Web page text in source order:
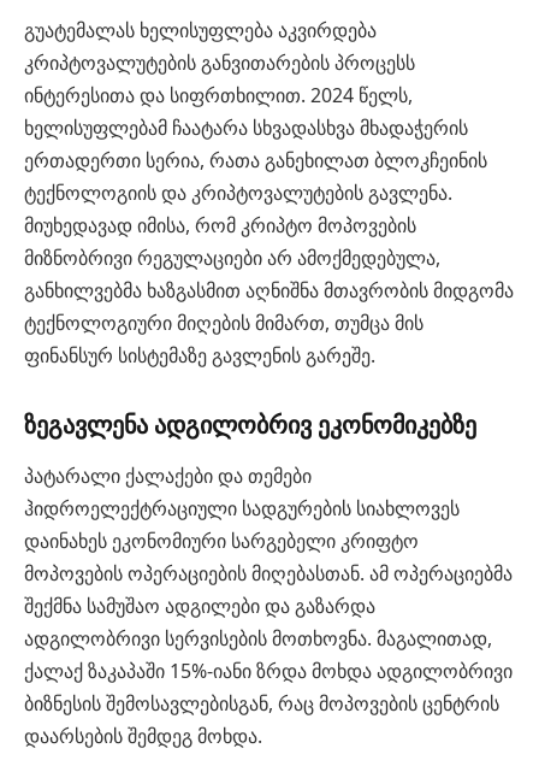
გუატემალას ხელისუფლება აკვირდება
კრიპტოვალუტების განვითარების პროცესს
ინტერესითა და სიფრთხილით. 2024 წელს,
ხელისუფლებამ ჩაატარა სხვადასხვა მხადაჭერის
ერთადერთი სერია, რათა განეხილათ ბლოკჩეინის
ტექნოლოგიის და კრიპტოვალუტების გავლენა.
მიუხედავად იმისა, რომ კრიპტო მოპოვების
მიზნობრივი რეგულაციები არ ამოქმედებულა,
განხილვებმა ხაზგასმით აღნიშნა მთავრობის მიდგომა
ტექნოლოგიური მიღების მიმართ, თუმცა მის
ფინანსურ სისტემაზე გავლენის გარეშე.
ზეგავლენა ადგილობრივ ეკონომიკებზე
პატარალი ქალაქები და თემები
ჰიდროელექტრაციული სადგურების სიახლოვეს
დაინახეს ეკონომიური სარგებელი კრიფტო
მოპოვების ოპერაციების მიღებასთან. ამ ოპერაციებმა
შექმნა სამუშაო ადგილები და გაზარდა
ადგილობრივი სერვისების მოთხოვნა. მაგალითად,
ქალაქ ზაკაპაში 15%-იანი ზრდა მოხდა ადგილობრივი
ბიზნესის შემოსავლებისგან, რაც მოპოვების ცენტრის
დაარსების შემდეგ მოხდა.